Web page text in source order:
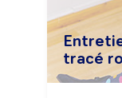
tracé